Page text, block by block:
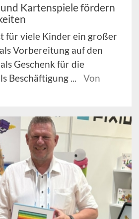
Kartenspiele fördern
für viele Kinder ein großer
Vorbereitung auf den
Geschenk für die
Beschäftigung ...
Von